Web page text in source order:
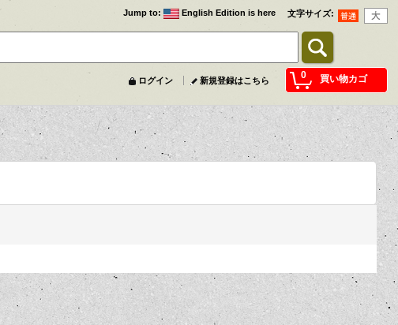
文字サイズ:
Jump to: English Edition is here
0 買い物カゴ
ログイン 新規登録はこちら